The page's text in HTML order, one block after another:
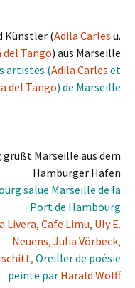
Künstler (Adila Carles u.
del Tango) aus Marseille
artistes (Adila Carles et
del Tango) de Marseille
Marseille aus dem
Hamburger Hafen
salue Marseille de la
Port de Hambourg
Livera,Cafe Limu, Uly E.
Neuens, Julia Vörbeck,
Oreiller de poésie
peinte par Harald Wolff